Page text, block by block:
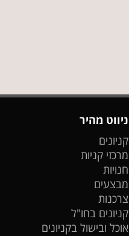
ניווט מהיר
קניונים
מרכזי קניות
חנויות
מבצעים
צרכנות
קניונים בחו"ל
אוכל ובישול בקניונים